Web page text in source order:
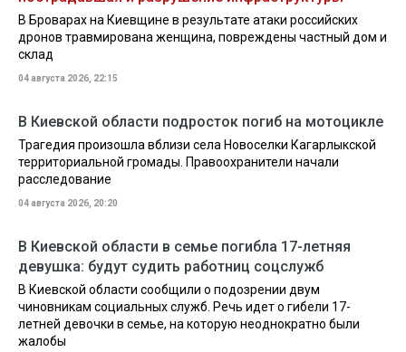
В Броварах на Киевщине в результате атаки российских
дронов травмирована женщина, повреждены частный дом и
склад
04 августа 2026, 22:15
В Киевской области подросток погиб на мотоцикле
Трагедия произошла вблизи села Новоселки Кагарлыкской
территориальной громады. Правоохранители начали
расследование
04 августа 2026, 20:20
В Киевской области в семье погибла 17-летняя
девушка: будут судить работниц соцслужб
В Киевской области сообщили о подозрении двум
чиновникам социальных служб. Речь идет о гибели 17-
летней девочки в семье, на которую неоднократно были
жалобы